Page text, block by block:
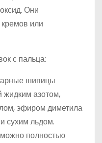
Они
или
с пальца:
шипицы
жидким азотом,
эфиром диметила
сухим льдом.
полностью